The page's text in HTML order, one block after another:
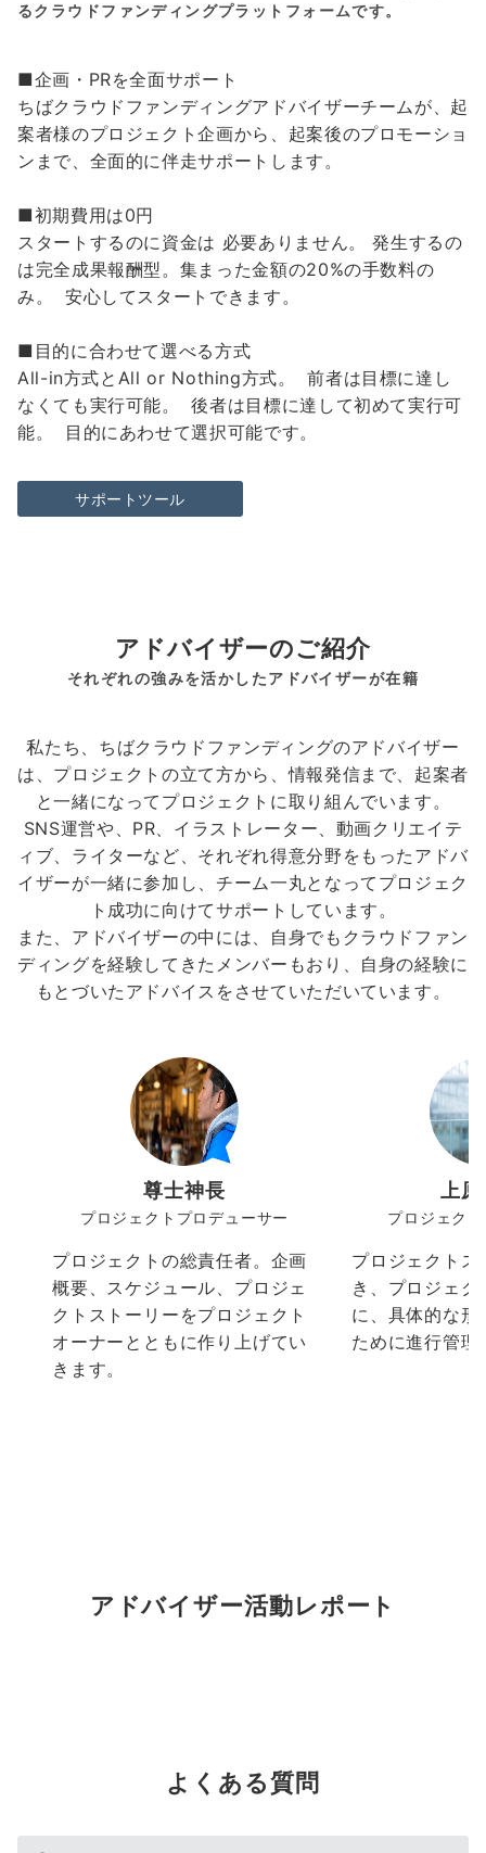
るクラウドファンディングプラットフォームです。
■企画・PRを全面サポート
ちばクラウドファンディングアドバイザーチームが、起
案者様のプロジェクト企画から、起案後のプロモーショ
ンまで、全面的に伴走サポートします。
■初期費用は0円
スタートするのに資金は 必要ありません。 発生するの
は完全成果報酬型。集まった金額の20%の手数料の
み。 安心してスタートできます。
■目的に合わせて選べる方式
All-in方式とAll or Nothing方式。 前者は目標に達し
なくても実行可能。 後者は目標に達して初めて実行可
能。 目的にあわせて選択可能です。
サポートツール
アドバイザーのご紹介
それぞれの強みを活かしたアドバイザーが在籍
私たち、ちばクラウドファンディングのアドバイザー
は、プロジェクトの立て方から、情報発信まで、起案者
と一緒になってプロジェクトに取り組んでいます。
SNS運営や、PR、イラストレーター、動画クリエイテ
ィブ、ライターなど、それぞれ得意分野をもったアドバ
イザーが一緒に参加し、チーム一丸となってプロジェク
ト成功に向けてサポートしています。
また、アドバイザーの中には、自身でもクラウドファン
ディングを経験してきたメンバーもおり、自身の経験に
もとづいたアドバイスをさせていただいています。
尊士神長
プロジェクトプロデューサー
プロジェクトの総責任者。企画
概要、スケジュール、プロジェ
クトストーリーをプロジェクト
オーナーとともに作り上げてい
きます。
上
プロジェク
プロジェクト
き、プロジェ
に、具体的な
ために進行管
アドバイザー活動レポート
よくある質問